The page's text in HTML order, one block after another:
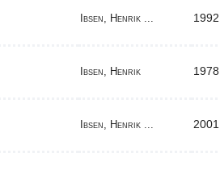
Ibsen, Henrik ... 1992
Ibsen, Henrik 1978
Ibsen, Henrik ... 2001